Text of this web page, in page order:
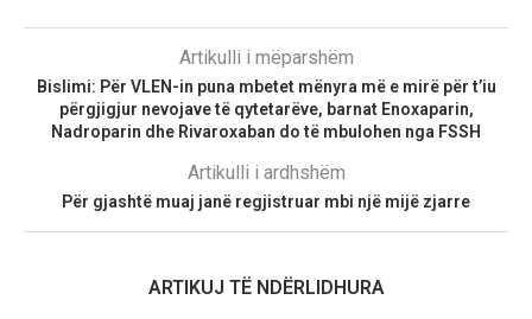
Artikulli i mëparshëm
Bislimi: Për VLEN-in puna mbetet mënyra më e mirë për t’iu
përgjigjur nevojave të qytetarëve, barnat Enoxaparin,
Nadroparin dhe Rivaroxaban do të mbulohen nga FSSH
Artikulli i ardhshëm
Për gjashtë muaj janë regjistruar mbi një mijë zjarre
ARTIKUJ TË NDËRLIDHURA